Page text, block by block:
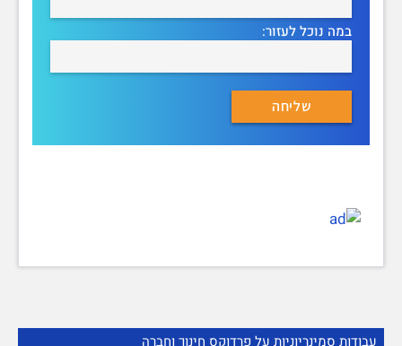
עבודות סמינריוניות על פרדוקס חינוך וחברה
במה נוכל לעזור: